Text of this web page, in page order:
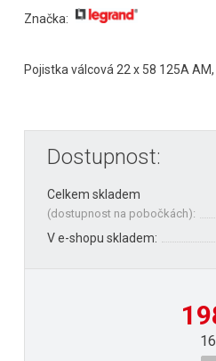
Značka:
Pojistka válcová 22 x 58 125A
Dostupnost:
Celkem skladem
(dostupnost na pobočkách):
V e-shopu skladem: